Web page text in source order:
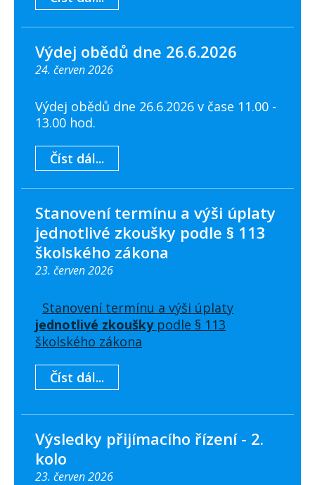
Výdej obědů dne 26.6.2026
24. červen 2026
Výdej obědů dne 26.6.2026 v čase 11.00 -
13.00 hod.
Číst dál...
Stanovení termínu a výši úplaty
jednotlivé zkoušky podle § 113
školského zákona
23. červen 2026
Stanovení termínu a výši úplaty
jednotlivé zkouškypodle § 113
školského zákona
Číst dál...
Výsledky přijímacího řízení - 2.
kolo
23. červen 2026